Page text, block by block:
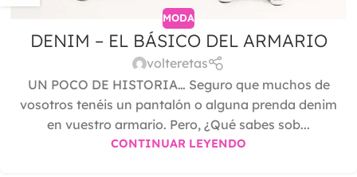
MODA
DENIM – EL BÁSICO DEL ARMARIO
volteretas
UN POCO DE HISTORIA… Seguro que muchos de
vosotros tenéis un pantalón o alguna prenda denim
en vuestro armario. Pero, ¿Qué sabes sob...
CONTINUAR LEYENDO